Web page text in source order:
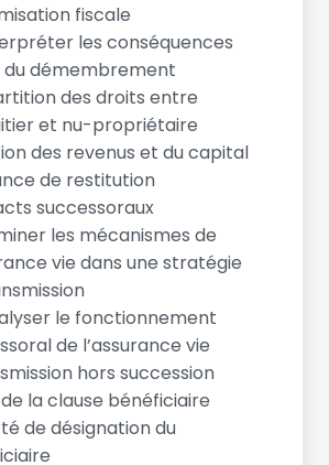
fiscale
les conséquences
du démembrement
des droits entre
et nu-propriétaire
des revenus et du capital
de restitution
successoraux
les mécanismes de
vie dans une stratégie
le fonctionnement
de l’assurance vie
hors succession
de la clause bénéficiaire
de désignation du